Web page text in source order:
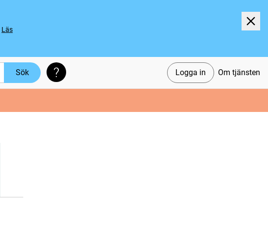
Läs
Logga in Om tjänsten
Sök Söktips